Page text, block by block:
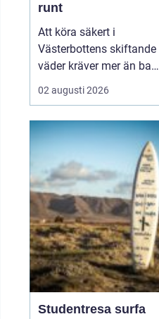
runt
Att köra säkert i
Västerbottens skiftande
väder kräver mer än bara
ett körkort och en pålitlig
bil. Däckens skick och
roll för både
bromssträcka, kontroll
och komfort. I en ort
som Vännäs, där
vintrarna ofta är långa
och vägar...
02 augusti 2026
Studentresa surfa